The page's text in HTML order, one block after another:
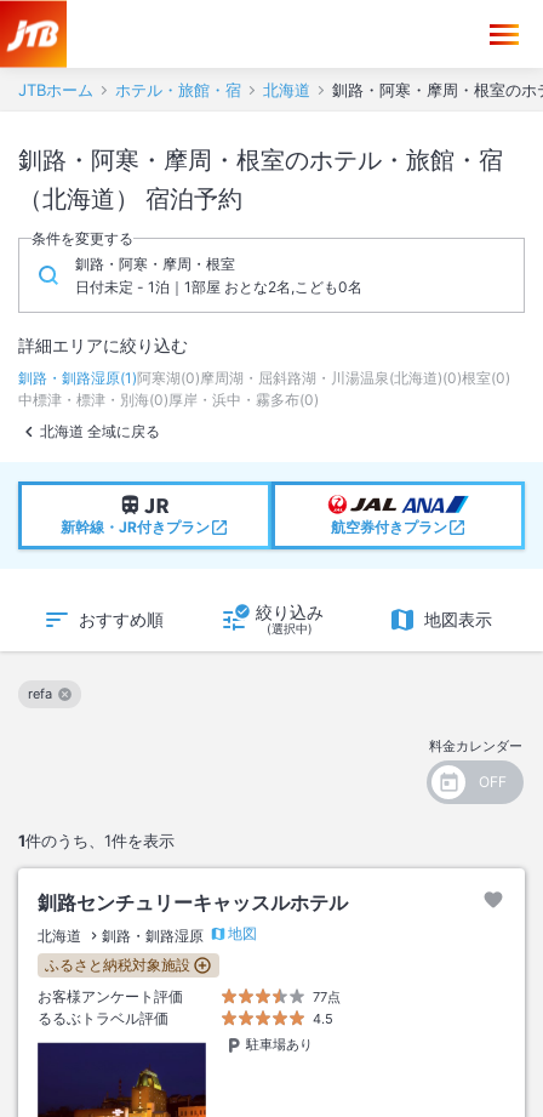
JTBホーム ホテル・旅館・宿 北海道 釧路・阿寒・摩周・根室のホ
釧路・阿寒・摩周・根室のホテル・旅館・宿
（北海道） 宿泊予約
条件を変更する
釧路・阿寒・摩周・根室
日付未定 - 1泊｜1部屋 おとな2名,こども0名
詳細エリアに絞り込む
釧路・釧路湿原(1)阿寒湖(0)摩周湖・屈斜路湖・川湯温泉(北海道)(0)根室(0)
中標津・標津・別海(0)厚岸・浜中・霧多布(0)
北海道 全域に戻る
新幹線・JR付きプラン 航空券付きプラン
おすすめ順 絞り込み
(選択中) 地図表示
料金カレンダー
1件のうち、 1件を表示
refa
この絞り込み条件を解除
釧路センチュリーキャッスルホテル
北海道 釧路・釧路湿原
地図
ふるさと納税対象施設
お客様アンケート評価
77点
るるぶトラベル評価
4.5
駐車場あり